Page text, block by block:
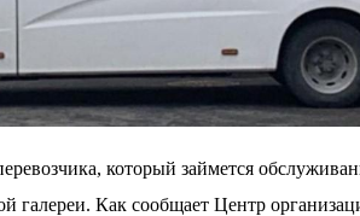
который займется
галереи. Как сообщает Центр